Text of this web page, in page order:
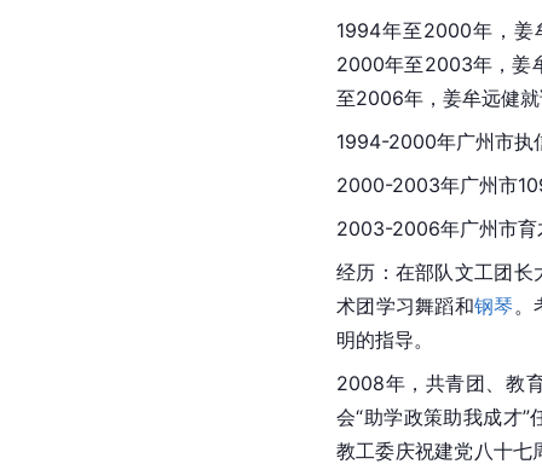
1994年至2000年，姜
2000年至2003年，姜
至2006年，姜牟远健
1994-2000年广州市执
2000-2003年广州市
2003-2006年广州市育
经历：在部队文工团长
术团学习舞蹈和钢琴 。
明的指导。
2008年，共青团、教
会“助学政策助我成才
教工委庆祝建党八十七